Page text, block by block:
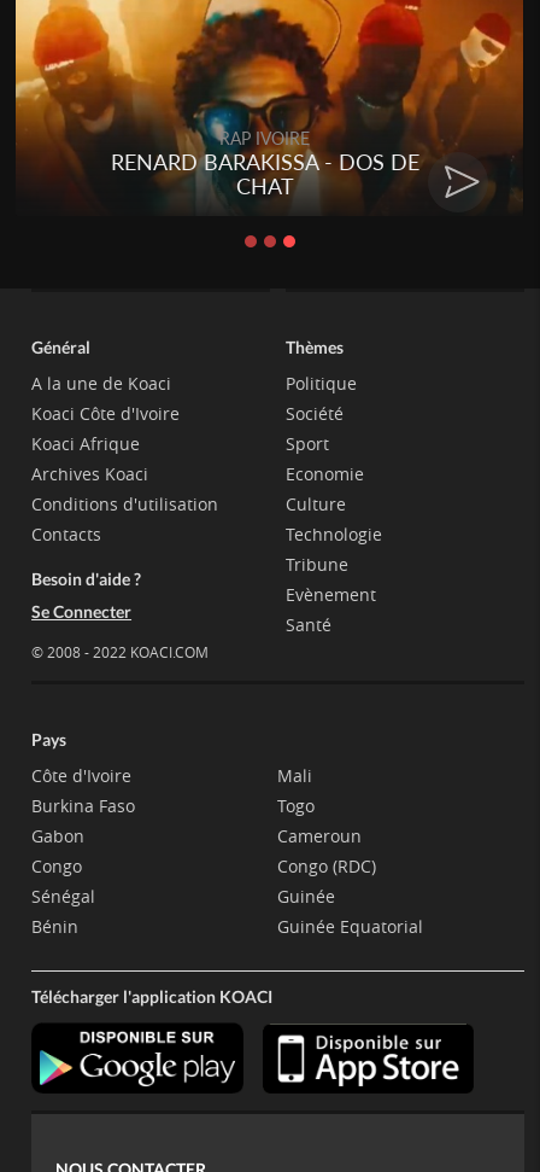
RAP IVOIRE
RENARD BARAKISSA - DOS DE
CHAT
Général
A la une de Koaci
Koaci Côte d'Ivoire
Koaci Afrique
Archives Koaci
Conditions d'utilisation
Contacts
Besoin d'aide ?
Se Connecter
© 2008 - 2022 KOACI.COM
Thèmes
Politique
Société
Sport
Economie
Culture
Technologie
Tribune
Evènement
Santé
Pays
Côte d'Ivoire
Burkina Faso
Gabon
Congo
Sénégal
Bénin
Mali
Togo
Cameroun
Congo (RDC)
Guinée
Guinée Equatorial
Télécharger l'application KOACI